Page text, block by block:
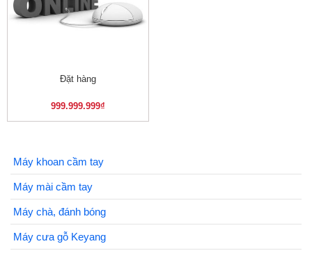
Đặt hàng
999.999.999₫
Máy khoan cầm tay
Máy mài cầm tay
Máy chà, đánh bóng
Máy cưa gỗ Keyang